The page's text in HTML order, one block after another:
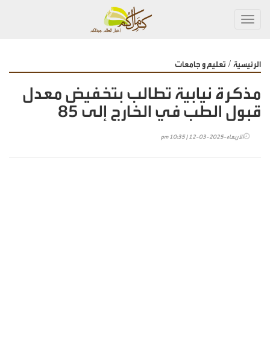
الرئيسية / تعليم و جامعات
مذكرة نيابية تطالب بتخفيض معدل
قبول الطب في الخارج إلى 85
الأربعاء-2025-03-12 | 10:35 pm